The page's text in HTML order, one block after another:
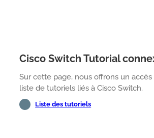
Cisco Switch Tutorial
Sur cette page, nous offrons un
liste de tutoriels liés à Cisco Switch.
Liste des tutoriels